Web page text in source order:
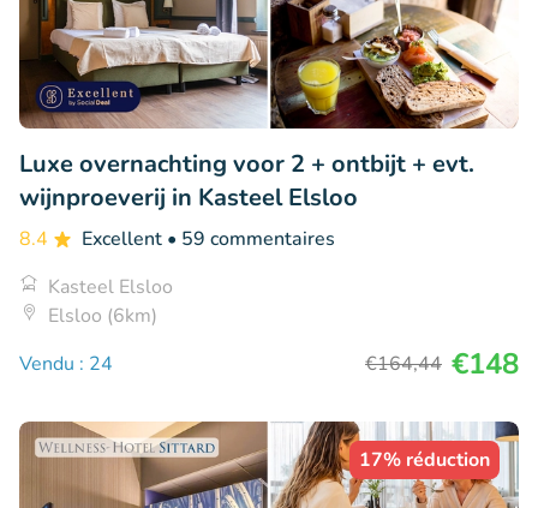
Luxe overnachting voor 2 + ontbijt + evt.
wijnproeverij in Kasteel Elsloo
8.4 Excellent • 59 commentaires
Kasteel Elsloo
Elsloo (6km)
Vendu : 24
€164,44 €148
17% réduction